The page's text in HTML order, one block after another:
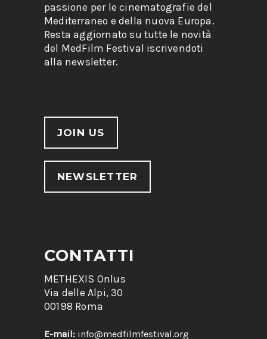
passione per le cinematografie del
Mediterraneo e della nuova Europa.
Resta aggiornato su tutte le novità
del MedFilm Festival iscrivendoti
alla newsletter.
JOIN US
NEWSLETTER
CONTATTI
METHEXIS Onlus
Via delle Alpi, 30
00198 Roma
E-mail: info@medfilmfestival.org